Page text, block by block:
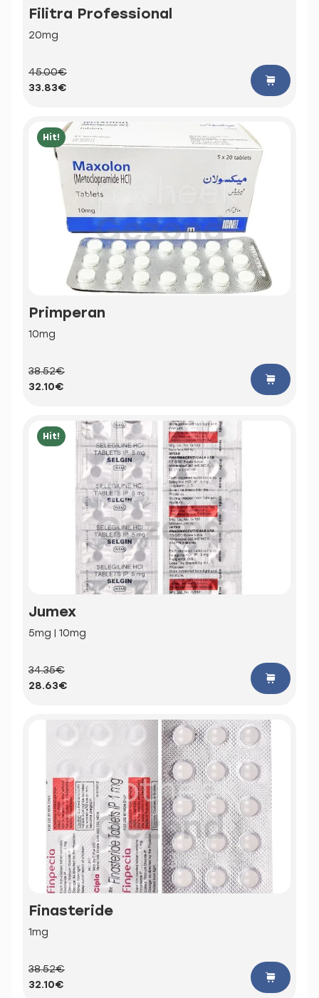
Filitra Professional
20mg
45.00€
33.83€
Hit!
Primperan
10mg
38.52€
32.10€
Hit!
Jumex
5mg | 10mg
34.35€
28.63€
Finasteride
1mg
38.52€
32.10€